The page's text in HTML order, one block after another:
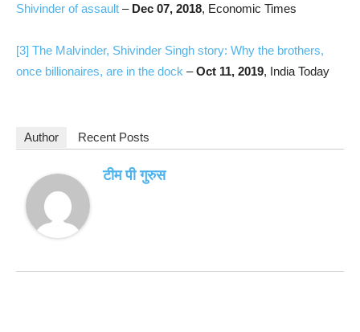
Shivinder of assault – Dec 07, 2018, Economic Times
[3] The Malvinder, Shivinder Singh story: Why the brothers,
once billionaires, are in the dock –Oct 11, 2019, India Today
Author Recent Posts
टीम पी गुरुस